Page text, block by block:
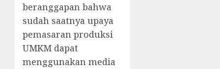
beranggapan bahwa
sudah saatnya upaya
pemasaran produksi
UMKM dapat
menggunakan media